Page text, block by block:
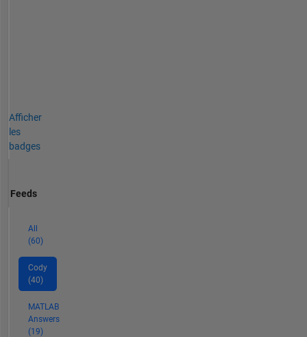
Afficher
les
badges
Feeds
All
(60)
Cody
(40)
MATLAB
Answers
(19)